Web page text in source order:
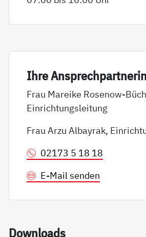
Ih­re
Frau Mareike Rosenow-
Einrichtungsleitung
Frau Arzu Albayrak,
02173 5 18 18
E-Mail senden
Down­loads